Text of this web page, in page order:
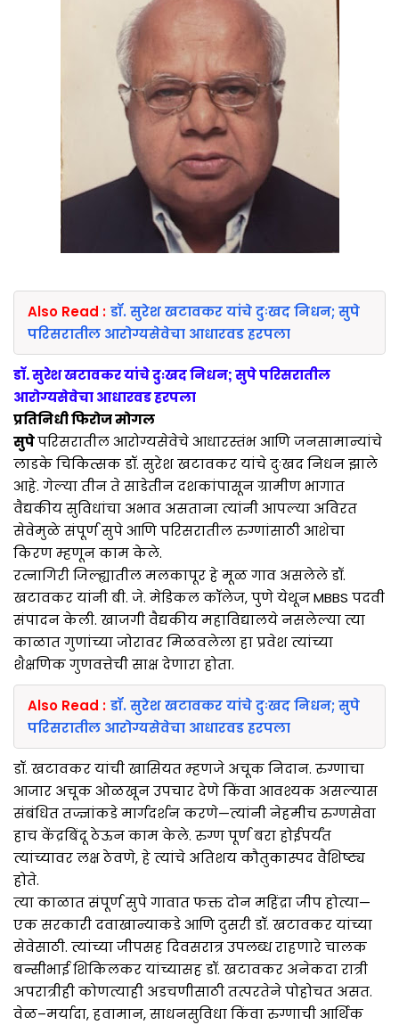
Also Read : डॉ. सुरेश खटावकर यांचे दुःखद निधन; सुपे
परिसरातील आरोग्यसेवेचा आधारवड हरपला
डॉ. सुरेश खटावकर यांचे दुःखद निधन; सुपे परिसरातील
आरोग्यसेवेचा आधारवड हरपला
प्रतिनिधी फिरोज मोगल
सुपेपरिसरातील आरोग्यसेवेचे आधारस्तंभ आणि जनसामान्यांचे
लाडके चिकित्सक डॉ. सुरेश खटावकर यांचे दुःखद निधन झाले
आहे. गेल्या तीन ते साडेतीन दशकांपासून ग्रामीण भागात
वैद्यकीय सुविधांचा अभाव असताना त्यांनी आपल्या अविरत
सेवेमुळे संपूर्ण सुपे आणि परिसरातील रुग्णांसाठी आशेचा
किरण म्हणून काम केले.
रत्नागिरी जिल्ह्यातील मलकापूर हे मूळ गाव असलेले डॉ.
खटावकर यांनी बी. जे. मेडिकल कॉलेज, पुणे येथून MBBS पदवी
संपादन केली. खाजगी वैद्यकीय महाविद्यालये नसलेल्या त्या
काळात गुणांच्या जोरावर मिळवलेला हा प्रवेश त्यांच्या
शैक्षणिक गुणवत्तेची साक्ष देणारा होता.
Also Read : डॉ. सुरेश खटावकर यांचे दुःखद निधन; सुपे
परिसरातील आरोग्यसेवेचा आधारवड हरपला
डॉ. खटावकर यांची खासियत म्हणजे अचूक निदान. रुग्णाचा
आजार अचूक ओळखून उपचार देणे किंवा आवश्यक असल्यास
संबंधित तज्ज्ञांकडे मार्गदर्शन करणे—त्यांनी नेहमीच रुग्णसेवा
हाच केंद्रबिंदू ठेऊन काम केले. रुग्ण पूर्ण बरा होईपर्यंत
त्यांच्यावर लक्ष ठेवणे, हे त्यांचे अतिशय कौतुकास्पद वैशिष्ट्य
होते.
त्या काळात संपूर्ण सुपे गावात फक्त दोन महिंद्रा जीप होत्या—
एक सरकारी दवाखान्याकडे आणि दुसरी डॉ. खटावकर यांच्या
सेवेसाठी. त्यांच्या जीपसह दिवसरात्र उपलब्ध राहणारे चालक
बन्सीभाई शिकिलकर यांच्यासह डॉ. खटावकर अनेकदा रात्री
अपरात्रीही कोणत्याही अडचणीसाठी तत्परतेने पोहोचत असत.
वेळ–मर्यादा, हवामान, साधनसुविधा किंवा रुग्णाची आर्थिक